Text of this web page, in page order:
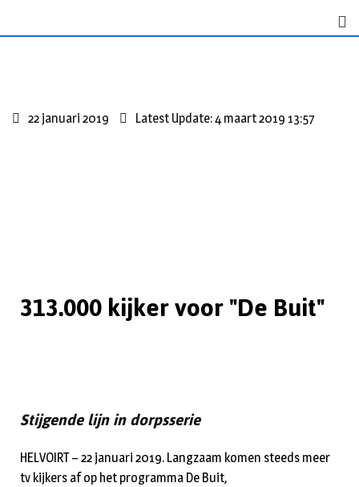
22 januari 2019 Latest Update: 4 maart 2019 13:57
313.000 kijker voor "De Buit"
Stijgende lijn in dorpsserie
HELVOIRT – 22 januari 2019. Langzaam komen steeds meer
tv kijkers af op het programma De Buit,